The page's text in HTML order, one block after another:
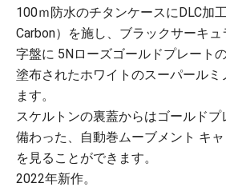
100ｍ防水のチタンケースにDLC加
Carbon）を施し、ブラックサーキ
字盤に 5Nローズゴールドプレート
塗布されたホワイトのスーパールミ
ます。
スケルトンの裏蓋からはゴールド
備わった、自動巻ムーブメント キ
を見ることができます。
2022年新作。